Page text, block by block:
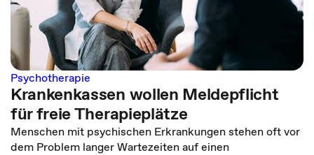
Psychotherapie
Krankenkassen wollen Meldepflicht
für freie Therapieplätze
Menschen mit psychischen Erkrankungen stehen oft vor
dem Problem langer Wartezeiten auf einen